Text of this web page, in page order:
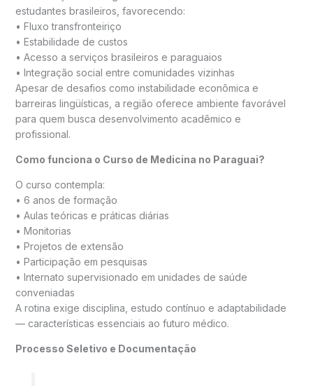
estudantes brasileiros, favorecendo:
• Fluxo transfronteiriço
• Estabilidade de custos
• Acesso a serviços brasileiros e paraguaios
• Integração social entre comunidades vizinhas
Apesar de desafios como instabilidade econômica e
barreiras lingüísticas, a região oferece ambiente favorável
para quem busca desenvolvimento acadêmico e
profissional.
Como funciona o Curso de Medicina no Paraguai?
O curso contempla:
• 6 anos de formação
• Aulas teóricas e práticas diárias
• Monitorias
• Projetos de extensão
• Participação em pesquisas
• Internato supervisionado em unidades de saúde
conveniadas
A rotina exige disciplina, estudo contínuo e adaptabilidade
— características essenciais ao futuro médico.
Processo Seletivo e Documentação